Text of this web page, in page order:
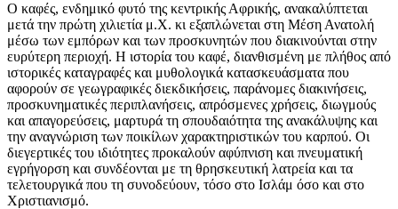
Ο καφές, ενδημικό φυτό της κεντρικής Αφρικής, ανακαλύπτεται
μετά την πρώτη χιλιετία μ.Χ. κι εξαπλώνεται στη Μέση Ανατολή
μέσω των εμπόρων και των προσκυνητών που διακινούνται στην
ευρύτερη περιοχή. Η ιστορία του καφέ, διανθισμένη με πλήθος από
ιστορικές καταγραφές και μυθολογικά κατασκευάσματα που
αφορούν σε γεωγραφικές διεκδικήσεις, παράνομες διακινήσεις,
προσκυνηματικές περιπλανήσεις, απρόσμενες χρήσεις, διωγμούς
και απαγορεύσεις, μαρτυρά τη σπουδαιότητα της ανακάλυψης και
την αναγνώριση των ποικίλων χαρακτηριστικών του καρπού. Οι
διεγερτικές του ιδιότητες προκαλούν αφύπνιση και πνευματική
εγρήγορση και συνδέονται με τη θρησκευτική λατρεία και τα
τελετουργικά που τη συνοδεύουν, τόσο στο Ισλάμ όσο και στο
Χριστιανισμό.